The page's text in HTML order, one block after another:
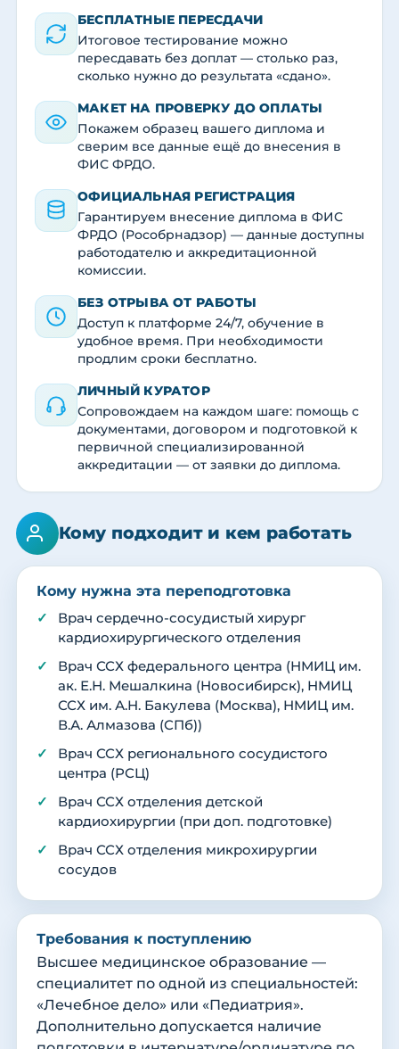
БЕСПЛАТНЫЕ ПЕРЕСДАЧИ
Итоговое тестирование можно
пересдавать без доплат — столько раз,
сколько нужно до результата «сдано».
МАКЕТ НА ПРОВЕРКУ ДО ОПЛАТЫ
Покажем образец вашего диплома и
сверим все данные ещё до внесения в
ФИС ФРДО.
ОФИЦИАЛЬНАЯ РЕГИСТРАЦИЯ
Гарантируем внесение диплома в ФИС
ФРДО (Рособрнадзор) — данные доступны
работодателю и аккредитационной
комиссии.
БЕЗ ОТРЫВА ОТ РАБОТЫ
Доступ к платформе 24/7, обучение в
удобное время. При необходимости
продлим сроки бесплатно.
ЛИЧНЫЙ КУРАТОР
Сопровождаем на каждом шаге: помощь с
документами, договором и подготовкой к
первичной специализированной
аккредитации — от заявки до диплома.
Кому подходит и кем работать
Кому нужна эта переподготовка
Врач сердечно-сосудистый хирург
кардиохирургического отделения
Врач ССХ федерального центра (НМИЦ им.
ак. Е.Н. Мешалкина (Новосибирск), НМИЦ
ССХ им. А.Н. Бакулева (Москва), НМИЦ им.
В.А. Алмазова (СПб))
Врач ССХ регионального сосудистого
центра (РСЦ)
Врач ССХ отделения детской
кардиохирургии (при доп. подготовке)
Врач ССХ отделения микрохирургии
сосудов
Требования к поступлению
Высшее медицинское образование —
специалитет по одной из специальностей:
«Лечебное дело» или «Педиатрия».
Дополнительно допускается наличие